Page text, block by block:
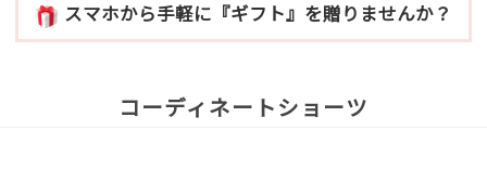
スマホから手軽に『ギフト』を贈りませんか？
コーディネートショーツ